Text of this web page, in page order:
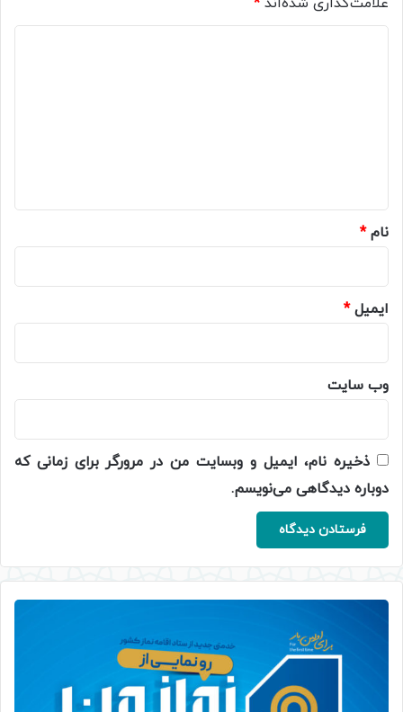
نام*
ایمیل*
وب‌ سایت
ذخیره نام، ایمیل و وبسایت من در مرورگر برای زمانی که
دوباره دیدگاهی می‌نویسم.